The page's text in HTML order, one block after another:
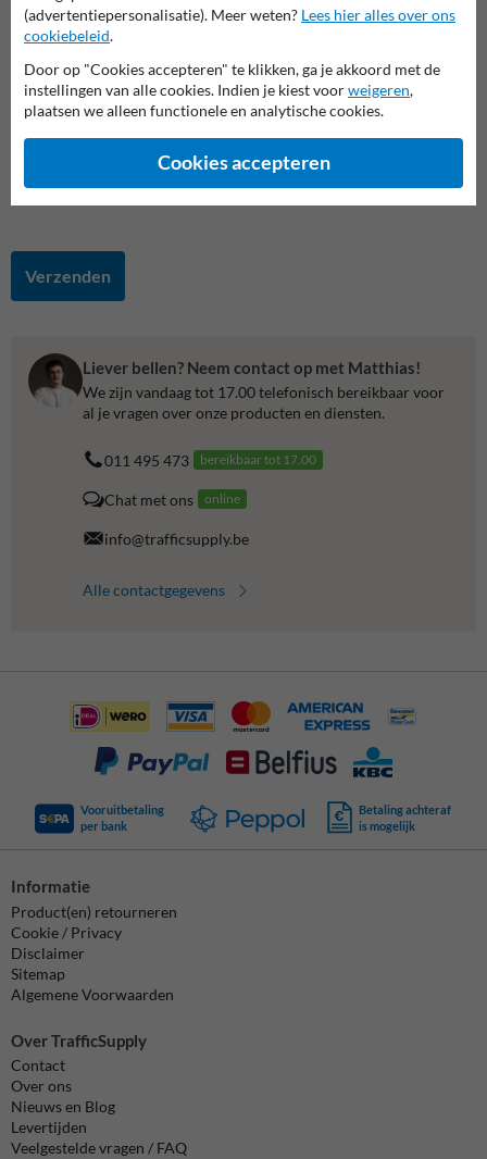
Vraag of opmerking
Verzenden
Liever bellen? Neem contact op met Matthias!
We zijn vandaag tot 17.00 telefonisch bereikbaar voor
al je vragen over onze producten en diensten.
011 495 473 bereikbaar tot 17.00
Chat met ons online
info@trafficsupply.be
Alle contactgegevens
Vooruitbetaling
per bank
Betaling achteraf
is mogelijk
Informatie
Product(en) retourneren
Cookie / Privacy
Disclaimer
Sitemap
Algemene Voorwaarden
Over TrafficSupply
Contact
Over ons
Nieuws en Blog
Levertijden
Veelgestelde vragen / FAQ
(advertentiepersonalisatie). Meer weten? Lees hier alles over ons
cookiebeleid.
Door op "Cookies accepteren" te klikken, ga je akkoord met de
instellingen van alle cookies. Indien je kiest voorweigeren,
plaatsen we alleen functionele en analytische cookies.
Cookies accepteren